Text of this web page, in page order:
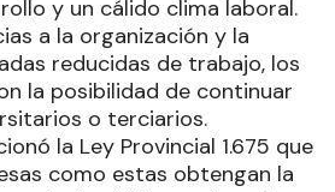
y un cálido clima laboral.
a la organización y la
reducidas de trabajo, los
la posibilidad de continuar
o terciarios.
la Ley Provincial 1.675 que
como estas obtengan la